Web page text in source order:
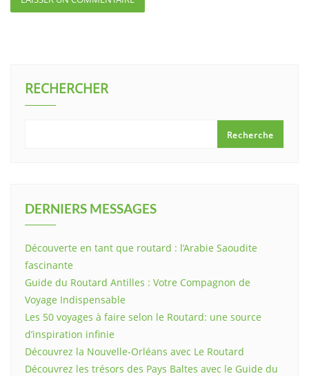
RECHERCHER
Recherche
DERNIERS MESSAGES
Découverte en tant que routard : l’Arabie Saoudite
fascinante
Guide du Routard Antilles : Votre Compagnon de
Voyage Indispensable
Les 50 voyages à faire selon le Routard: une source
d’inspiration infinie
Découvrez la Nouvelle-Orléans avec Le Routard
Découvrez les trésors des Pays Baltes avec le Guide du